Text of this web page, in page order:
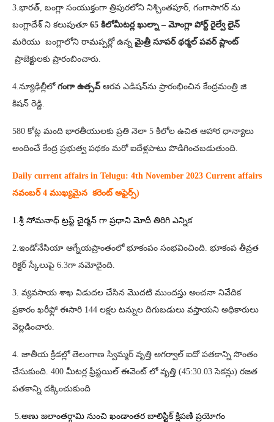
3.భారత్, బంగ్లా సంయుక్తంగా త్రిపురలోని నిశ్చింతపూర్, గంగాసాగర్ ను
బంగ్లాదేశ్ ని కలుపుతూ 65 కిలోమీటర్ల ఖుల్నా – మోంగ్లా పోర్ట్ రైల్వే లైన్
మరియు బంగ్లాలోని రామప్పర్లో ఉన్న మైత్రీ సూపర్ థర్మల్ పవర్ ప్లాంట్
ప్రాజెక్టులకు ప్రారంబించారు.
4.న్యూఢిల్లీలో గంగా ఉత్సవ్ ఆరవ ఎడిషన్‌ను ప్రారంభించిన కేంద్రమంత్రి జి
కిషన్ రెడ్డి.
580 కోట్ల మంది భారతీయులకు ప్రతి నెలా 5 కిలోల ఉచిత ఆహార ధాన్యాలు
అందించే కేంద్ర ప్రభుత్వ పథకం మరో ఐదేళ్లపాటు పొడిగించబడుతుంది.
Daily current affairs in Telugu: 4th November 2023 Current affairs
నవంబర్ 4 ముఖ్యమైన కరెంట్ అఫైర్స్‌)
1.శ్రీ సోమనాథ్ ట్రస్ట్ చైర్మన్ గా ప్రధాని మోదీ తిరిగి ఎన్నిక
2.ఇండోనేసియా ఆగ్నేయప్రాంతంలో భూకంపం సంభవించింది. భూకంప తీవ్రత
రిక్టర్ స్కేలుపై 6.3గా నమోదైంది.
3. వ్యవసాయ శాఖ విడుదల చేసిన మొదటి ముందస్తు అంచనా నివేదిక
ప్రకారం ఖరీఫ్లో ఈసారి 144 లక్షల టన్నుల దిగుబడులు వస్తాయని అధికారులు
వెల్లడించారు.
4. జాతీయ క్రీడల్లో తెలంగాణ స్విమ్మర్ వృత్తి అగర్వాల్ ఐదో పతకాన్ని సొంతం
చేసుకుంది. 400 మీటర్ల ఫ్రీస్టయిల్ ఈవెంట్ లో వృత్తి (45:30.03 సెకన్లు) రజత
పతకాన్ని దక్కించుకుంది
5.అణు జలాంతర్గామి నుంచి ఖండాంతర బాలిస్టిక్ క్షిపణి ప్రయోగం